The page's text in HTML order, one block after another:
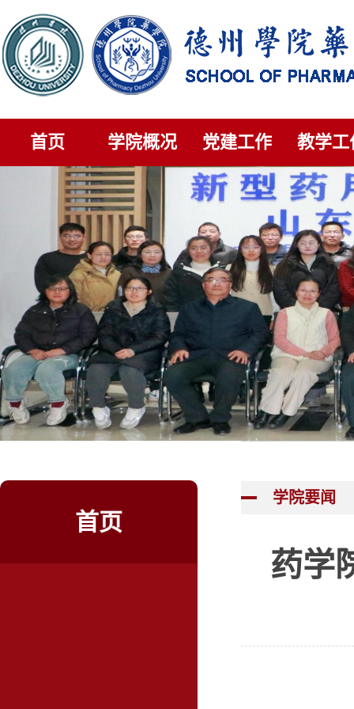
首页 学院概况 党建工作 教学工
首页
学院要闻
药学